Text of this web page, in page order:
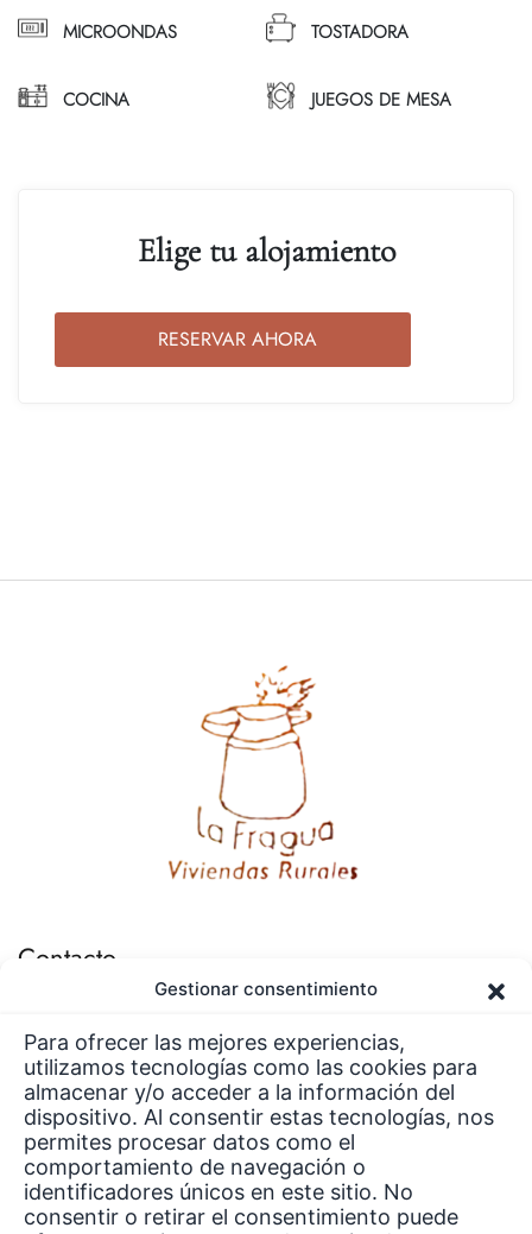
Gestionar consentimiento
Para ofrecer las mejores experiencias,
utilizamos tecnologías como las cookies para
almacenar y/o acceder a la información del
dispositivo. Al consentir estas tecnologías, nos
permites procesar datos como el
comportamiento de navegación o
identificadores únicos en este sitio. No
consentir o retirar el consentimiento puede
MICROONDAS TOSTADORA
COCINA JUEGOS DE MESA
Elige tu alojamiento
RESERVAR AHORA
Contacto
+34 659 923 312
Viviendas Rurales La Fragua C/ LA FRAGUA, 3, 39584 Aliezo,
Cantabria
Redes Sociales